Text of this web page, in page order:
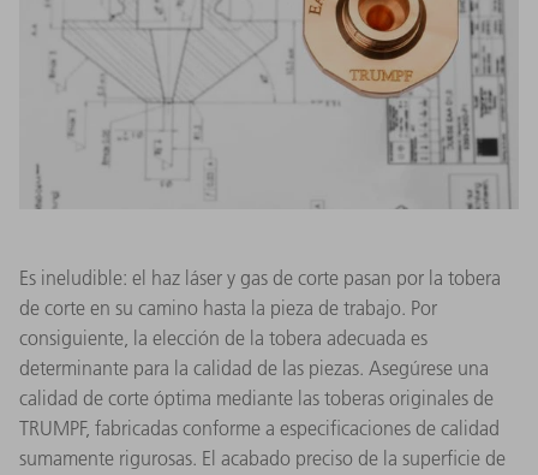
Es ineludible: el haz láser y gas de corte pasan por la tobera
de corte en su camino hasta la pieza de trabajo. Por
consiguiente, la elección de la tobera adecuada es
determinante para la calidad de las piezas. Asegúrese una
calidad de corte óptima mediante las toberas originales de
TRUMPF, fabricadas conforme a especificaciones de calidad
sumamente rigurosas. El acabado preciso de la superficie de